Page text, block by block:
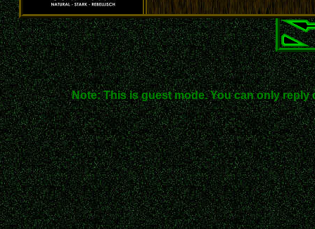
Note: This is guest mode. You can only